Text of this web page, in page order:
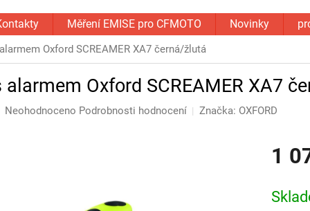
Měření EMISE pro CFMOTO Novinky
Oxford SCREAMER XA7 černá/žlutá
alarmem Oxford SCREAMER XA7
Průměrné
Neohodnoceno Podrobnosti hodnocení Značka: OXFORD
1
cena: